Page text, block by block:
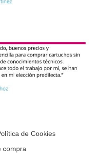
de Cookies
compra